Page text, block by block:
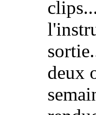
deux